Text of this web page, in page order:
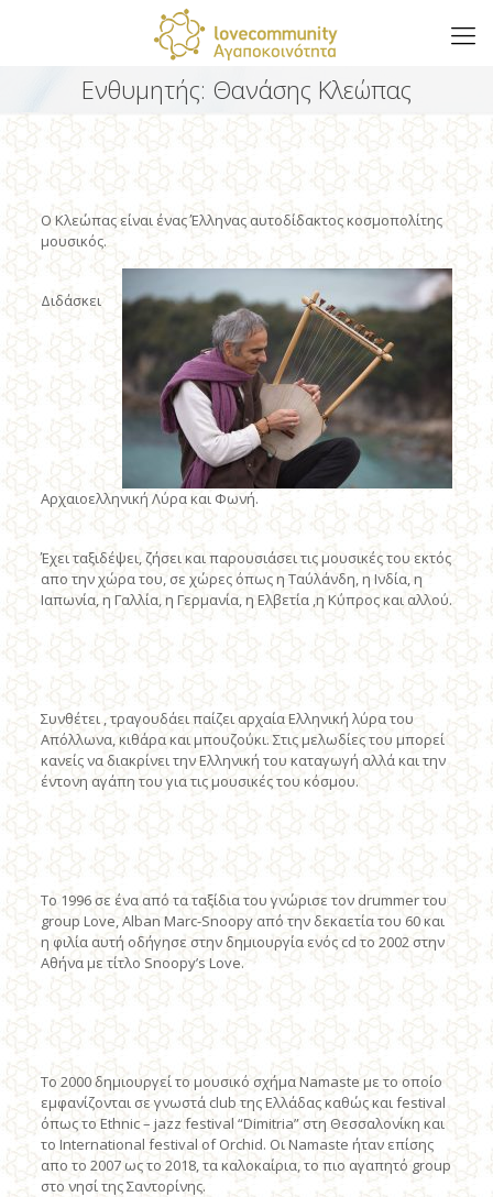
Ενθυμητής: Θανάσης Κλεώπας
O Kλεώπας είναι ένας Έλληνας αυτοδίδακτος κοσμοπολίτης
μουσικός.
Διδάσκει
Αρχαιοελληνική Λύρα και Φωνή.
Έχει ταξιδέψει, ζήσει και παρουσιάσει τις μουσικές του εκτός
απο την χώρα του, σε χώρες όπως η Ταύλάνδη, η Ινδία, η
Ιαπωνία, η Γαλλία, η Γερμανία, η Ελβετία ,η Κύπρος και αλλού.
Συνθέτει , τραγουδάει παίζει αρχαία Ελληνική λύρα του
Απόλλωνα, κιθάρα και μπουζούκι. Στις μελωδίες του μπορεί
κανείς να διακρίνει την Ελληνική του καταγωγή αλλά και την
έντονη αγάπη του για τις μουσικές του κόσμου.
​Το 1996 σε ένα από τα ταξίδια του γνώρισε τον drummer του
group Love, Alban Marc-Snoopy από την δεκαετία του 60 και
η φιλία αυτή οδήγησε στην δημιουργία ενός cd το 2002 στην
Αθήνα με τίτλο Snoopy’s Love.
Το 2000 δημιουργεί το μουσικό σχήμα Namaste με το οποίο
εμφανίζονται σε γνωστά club της Ελλάδας καθώς και festival
όπως το Ethnic – jazz festival “Dimitria” στη Θεσσαλονίκη και
το International festival of Orchid. Oι Namaste ήταν επίσης
απο το 2007 ως το 2018, τα καλοκαίρια, το πιο αγαπητό group
στο νησί της Σαντορίνης.